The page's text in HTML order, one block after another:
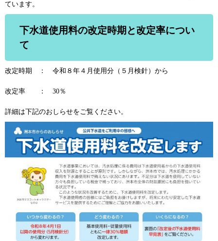
ています。
下水道使用料の改定時期と改定率につい
て
改定時期 ： 令和８年４月使用分（５月検針）から
改定率 ： 30％
詳細は下記のおしらせをご覧ください。